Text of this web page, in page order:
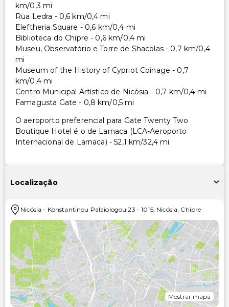
km/0,3 mi
Rua Ledra - 0,6 km/0,4 mi
Eleftheria Square - 0,6 km/0,4 mi
Biblioteca do Chipre - 0,6 km/0,4 mi
Museu, Observatório e Torre de Shacolas - 0,7 km/0,4
mi
Museum of the History of Cypriot Coinage - 0,7
km/0,4 mi
Centro Municipal Artístico de Nicósia - 0,7 km/0,4 mi
Famagusta Gate - 0,8 km/0,5 mi
O aeroporto preferencial para Gate Twenty Two
Boutique Hotel é o de Larnaca (LCA-Aeroporto
Internacional de Larnaca) - 52,1 km/32,4 mi
Localização
Nicósia - Konstantinou Palaiologou 23 -1015, Nicósia, Chipre
Mostrar mapa